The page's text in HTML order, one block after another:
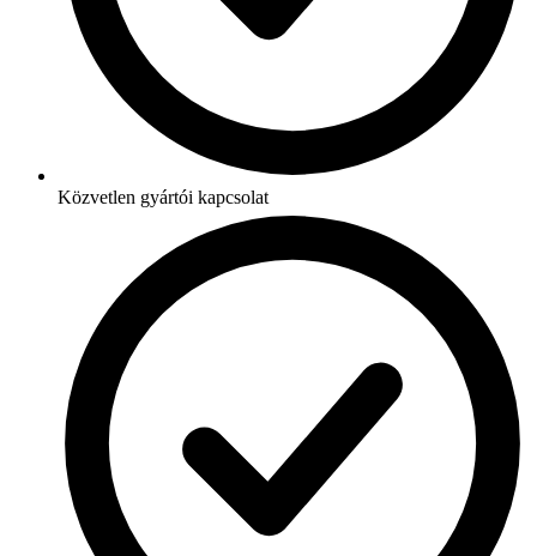
Közvetlen gyártói kapcsolat